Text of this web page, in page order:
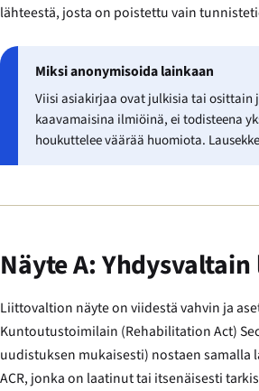
lähteestä, josta on poistettu vain
Miksi anonymisoida lainkaan
Viisi asiakirjaa ovat julkisia tai osittain
kaavamaisina ilmiöinä, ei todisteena
houkuttelee väärää huomiota.
Näyte A:
Liittovaltion näyte on viidestä vahvin ja
Kuntoutustoimilain (Rehabilitation Act)
uudistuksen mukaisesti) nostaen samalla
ACR, jonka on laatinut tai itsenäisesti